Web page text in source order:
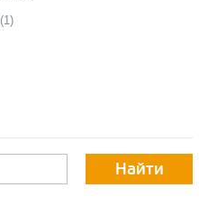
(1)
Найти